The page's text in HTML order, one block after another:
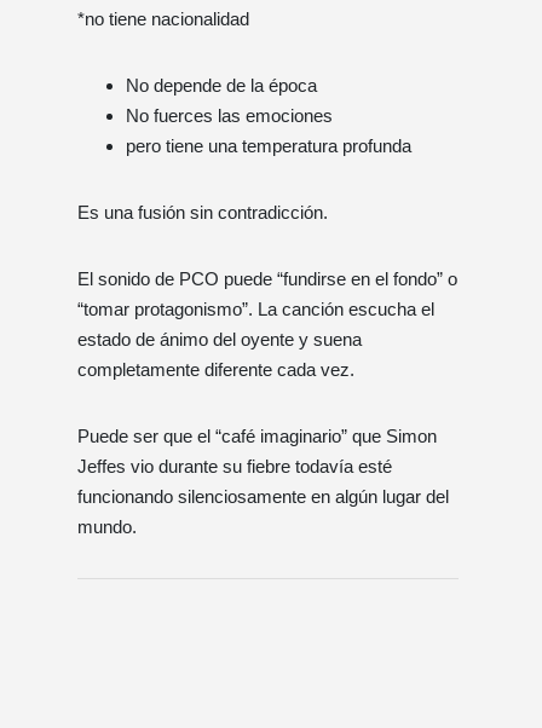
*no tiene nacionalidad
No depende de la época
No fuerces las emociones
pero tiene una temperatura profunda
Es una fusión sin contradicción.
El sonido de PCO puede “fundirse en el fondo” o
“tomar protagonismo”. La canción escucha el
estado de ánimo del oyente y suena
completamente diferente cada vez.
Puede ser que el “café imaginario” que Simon
Jeffes vio durante su fiebre todavía esté
funcionando silenciosamente en algún lugar del
mundo.